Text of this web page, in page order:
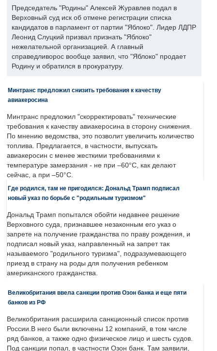
Председатель "Родины" Алексей Журавлев подал в
Верховный суд иск об отмене регистрации списка
кандидатов в парламент от партии "Яблоко". Лидер ЛДПР
Леонид Слуцкий призвал признать "Яблоко"
нежелательной организацией. А главный
справедливорос вообще заявил, что "Яблоко" продает
Родину и обратился в прокуратуру.
Минтранс предложил снизить требования к качеству
авиакеросина
Минтранс предложил "скорректировать" технические
требования к качеству авиакеросина в сторону снижения.
По мнению ведомства, это позволит увеличить количество
топлива. Предлагается, в частности, выпускать
авиакеросин с менее жесткими требованиями к
температуре замерзания - не при –60°C, как делают
сейчас, а при –50°C.
Где родился, там не пригодился: Дональд Трамп подписал
новый указ по борьбе с "родильным туризмом"
Дональд Трамп попытался обойти недавнее решение
Верховного суда, признавшее незаконным его указ о
запрете на получение гражданства по праву рождения, и
подписал новый указ, направленный на запрет так
называемого "родильного туризма", подразумевающего
приезд в страну на роды для получения ребенком
американского гражданства.
Великобритания ввела санкции против Озон банка и еще пяти
банков из РФ
Великобритания расширила санкционный список против
России.В него были включены 12 компаний, в том числе
ряд банков, а также одно физическое лицо и шесть судов.
Под санкции попал, в частности Озон банк. Там заявили,